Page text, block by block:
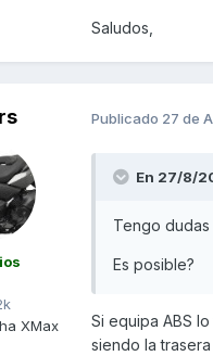
Saludos,
XMax
Publicado 27 de
En 27/8/
Tengo
Es posible?
Si equipa ABS
siendo la